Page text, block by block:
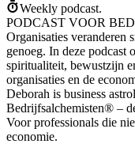
Weekly podcast.
PODCAST VOOR
Organisaties veranderen
genoeg. In deze podcast
spiritualiteit, bewustzijn
organisaties en de
Deborah is business
Bedrijfsalchemisten® –
Voor professionals die
economie.